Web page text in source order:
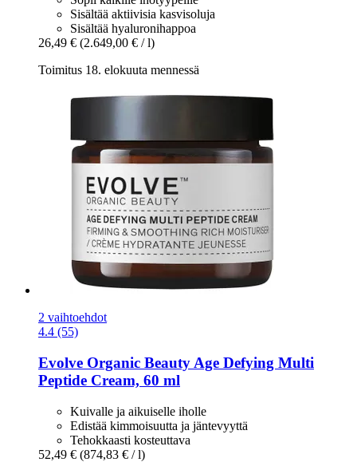
Sisältää aktiivisia kasvisoluja
Sisältää hyaluronihappoa
26,49 € (2.649,00 € / l)
Toimitus 18. elokuuta mennessä
2 vaihtoehdot
4.4 (55)
Evolve Organic Beauty Age Defying Multi
Peptide Cream, 60 ml
Kuivalle ja aikuiselle iholle
Edistää kimmoisuutta ja jäntevyyttä
Tehokkaasti kosteuttava
52,49 € (874,83 € / l)